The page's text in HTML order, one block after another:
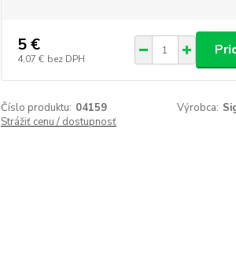
5 €
4,07 € bez DPH
Číslo produktu: 04159 Výrobca:
Strážiť cenu / dostupnosť